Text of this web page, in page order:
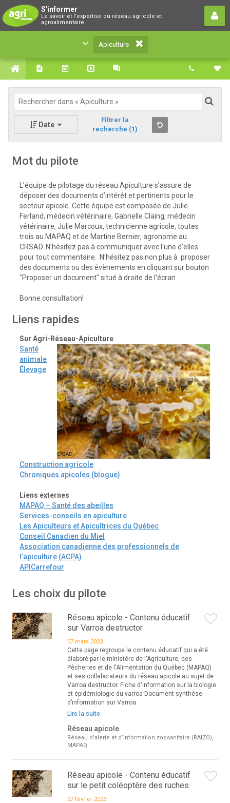
S'informer
Le savoir et l'expertise du réseau agricole et
agroalimentaire
Le savoir et l'expertise du réseau agricole et
agroalimentaire
Apiculture
Date
Filtrer la
recherche (1)
Mot du pilote
L’équipe de pilotage du réseau Apiculture s’assure de
déposer des documents d’intérêt et pertinents pour le
secteur apicole. Cette équipe est composée de Julie
Ferland, médecin vétérinaire, Gabrielle Claing, médecin
vétérinaire, Julie Marcoux, technicienne agricole, toutes
trois au MAPAQ et de Martine Bernier, agronome au
CRSAD. N'hésitez pas à communiquer avec l'une d'elles
pour tout commentaire. N'hésitez pas non plus à proposer
des documents ou des évènements en cliquant sur bouton
"Proposer un document" situé à droite de l'écran.
Bonne consultation!
Liens rapides
Sur Agri-Réseau-Apiculture
Santé
animale
Élevage
Construction agricole
Chroniques apicoles (blogue)
Liens externes
MAPAQ – Santé des abeilles
Services-conseils en apiculture
Les Apiculteurs et Apicultrices du Québec
Conseil Canadien du Miel
Association canadienne des professionnels de
l’apiculture (ACPA)
APICarrefour
Les choix du pilote
Réseau apicole - Contenu éducatif
sur Varroa destructor
07 mars 2023
Cette page regroupe le contenu éducatif qui a été
élaboré par le ministère de l'Agriculture, des
Pêcheries et de l'Alimentation du Québec (MAPAQ)
et ses collaborateurs du réseau apicole au sujet de
Varroa destructor. Fiche d'information sur la biologie
et épidémiologie du varroa Document synthèse
d’information sur Varroa
Lire la suite
Réseau apicole
Réseau d’alerte et d’information zoosanitaire (RAIZO),
MAPAQ
Réseau apicole - Contenu éducatif
sur le petit coléoptère des ruches
27 février 2023